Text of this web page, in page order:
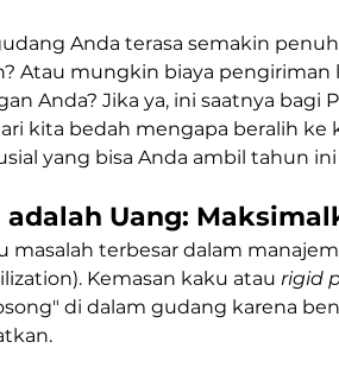
Anda terasa semakin
Atau mungkin biaya
Anda? Jika ya, ini saatnya
kita bedah mengapa beralih
yang bisa Anda ambil tahun
adalah Uang:
masalah terbesar dalam
Kemasan kaku atau rigid
di dalam gudang karena